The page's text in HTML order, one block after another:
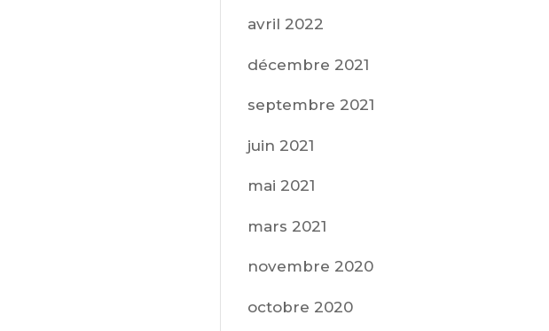
avril 2022
décembre 2021
septembre 2021
juin 2021
mai 2021
mars 2021
novembre 2020
octobre 2020